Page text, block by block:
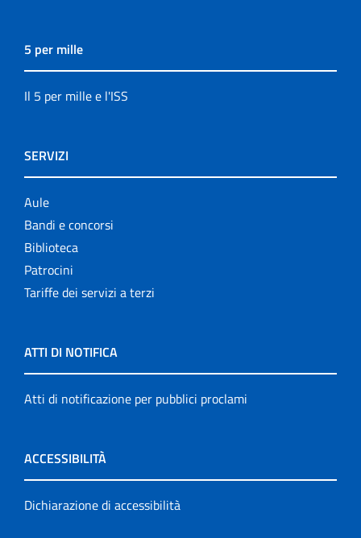
5 per mille
Il 5 per mille e l'ISS
SERVIZI
Aule
Bandi e concorsi
Biblioteca
Patrocini
Tariffe dei servizi a terzi
ATTI DI NOTIFICA
Atti di notificazione per pubblici proclami
ACCESSIBILITÀ
Dichiarazione di accessibilità